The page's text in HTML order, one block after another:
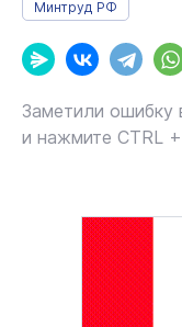
Минтруд РФ
Заметили ошибку
и нажмите CTRL